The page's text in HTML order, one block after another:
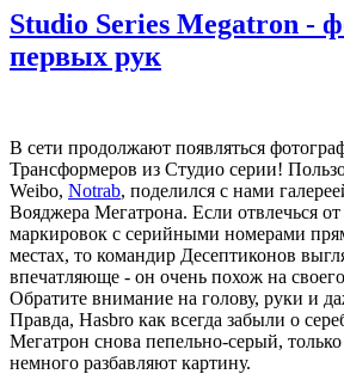
Studio Series Megatron -
первых рук
В сети продолжают появляться
Трансформеров из Студио серии!
Weibo, Notrab, поделился с нами
Вояджера Мегатрона. Если отвлечься
маркировок с серийными номерами
местах, то командир Десептиконов
впечатляюще - он очень похож на
Обратите внимание на голову, руки и
Правда, Hasbro как всегда забыли о
Мегатрон снова пепельно-серый,
немного разбавляют картину.